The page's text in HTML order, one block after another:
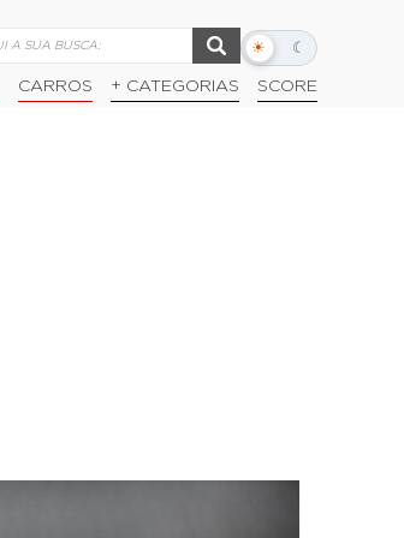
☀ ☾
Alternar
escuro
CARROS + CATEGORIAS SCORE